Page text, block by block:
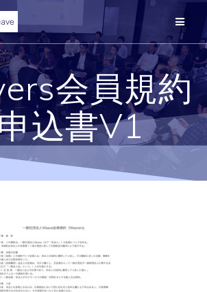
テ
ツ
へ
ス
キ
ッ
プ
会員規約
込書V1